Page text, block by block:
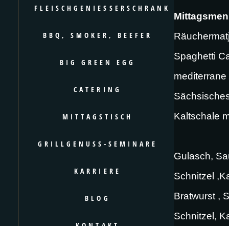
FLEISCHGENIESSERSCHRANK
BBQ, SMOKER, BEEFER
BIG GREEN EGG
CATERING
MITTAGSTISCH
GRILLGENUSS-SEMINARE
KARRIERE
BLOG
Spaghetti
Kaltschale
Gulasch,
Schnitzel
Bratwurst ,
Schnitzel,